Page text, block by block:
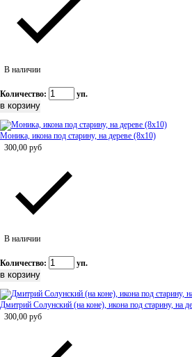
В наличии
Количество: уп.
Моника, икона под старину, на дереве (8x10)
300,00 руб
В наличии
Количество: уп.
Дмитрий Солунский (на коне), икона под старину, на
300,00 руб